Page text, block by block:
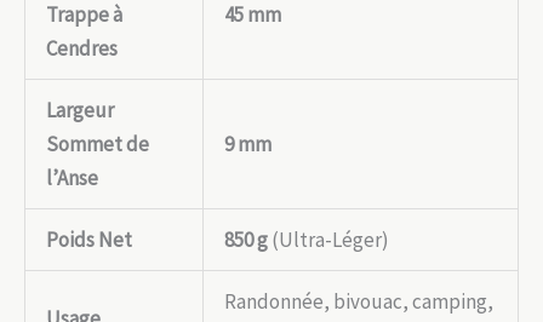
Trappe à
Cendres
45 mm
Largeur
Sommet de
l’Anse
9 mm
Poids Net 850 g(Ultra-Léger)
Randonnée, bivouac, camping,